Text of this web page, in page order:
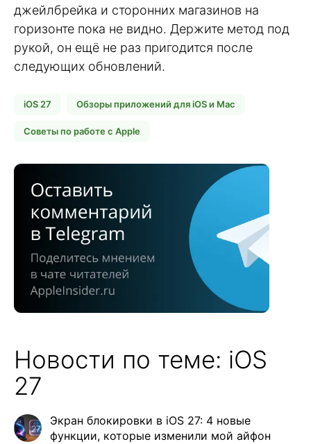
джейлбрейка и сторонних магазинов на
горизонте пока не видно. Держите метод под
рукой, он ещё не раз пригодится после
следующих обновлений.
iOS 27 Обзоры приложений для iOS и Mac
Советы по работе с Apple
Новости по теме: iOS
27
Экран блокировки в iOS 27: 4 новые
функции, которые изменили мой айфон